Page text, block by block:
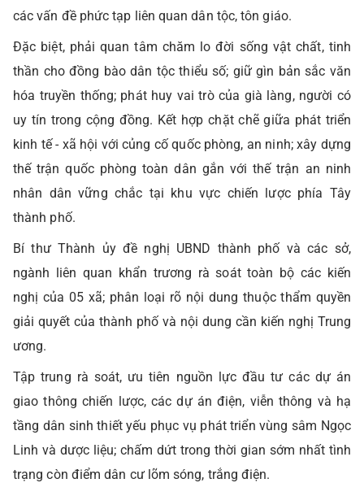
các vấn đề phức tạp liên quan dân tộc, tôn giáo.
Đặc biệt, phải quan tâm chăm lo đời sống vật chất, tinh
thần cho đồng bào dân tộc thiểu số; giữ gìn bản sắc văn
hóa truyền thống; phát huy vai trò của già làng, người có
uy tín trong cộng đồng. Kết hợp chặt chẽ giữa phát triển
kinh tế - xã hội với củng cố quốc phòng, an ninh; xây dựng
thế trận quốc phòng toàn dân gắn với thế trận an ninh
nhân dân vững chắc tại khu vực chiến lược phía Tây
thành phố.
Bí thư Thành ủy đề nghị UBND thành phố và các sở,
ngành liên quan khẩn trương rà soát toàn bộ các kiến
nghị của 05 xã; phân loại rõ nội dung thuộc thẩm quyền
giải quyết của thành phố và nội dung cần kiến nghị Trung
ương.
Tập trung rà soát, ưu tiên nguồn lực đầu tư các dự án
giao thông chiến lược, các dự án điện, viễn thông và hạ
tầng dân sinh thiết yếu phục vụ phát triển vùng sâm Ngọc
Linh và dược liệu; chấm dứt trong thời gian sớm nhất tình
trạng còn điểm dân cư lõm sóng, trắng điện.